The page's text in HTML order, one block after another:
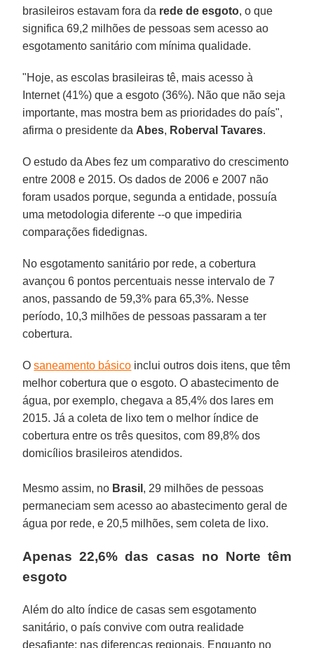
brasileiros estavam fora da rede de esgoto, o que
significa 69,2 milhões de pessoas sem acesso ao
esgotamento sanitário com mínima qualidade.
"Hoje, as escolas brasileiras tê, mais acesso à
Internet (41%) que a esgoto (36%). Não que não seja
importante, mas mostra bem as prioridades do país",
afirma o presidente da Abes, Roberval Tavares.
O estudo da Abes fez um comparativo do crescimento
entre 2008 e 2015. Os dados de 2006 e 2007 não
foram usados porque, segunda a entidade, possuía
uma metodologia diferente --o que impediria
comparações fidedignas.
No esgotamento sanitário por rede, a cobertura
avançou 6 pontos percentuais nesse intervalo de 7
anos, passando de 59,3% para 65,3%. Nesse
período, 10,3 milhões de pessoas passaram a ter
cobertura.
Osaneamento básico inclui outros dois itens, que têm
melhor cobertura que o esgoto. O abastecimento de
água, por exemplo, chegava a 85,4% dos lares em
2015. Já a coleta de lixo tem o melhor índice de
cobertura entre os três quesitos, com 89,8% dos
domicílios brasileiros atendidos.
Mesmo assim, no Brasil , 29 milhões de pessoas
permaneciam sem acesso ao abastecimento geral de
água por rede, e 20,5 milhões, sem coleta de lixo.
Apenas 22,6% das casas no Norte têm
esgoto
Além do alto índice de casas sem esgotamento
sanitário, o país convive com outra realidade
desafiante: nas diferenças regionais. Enquanto no